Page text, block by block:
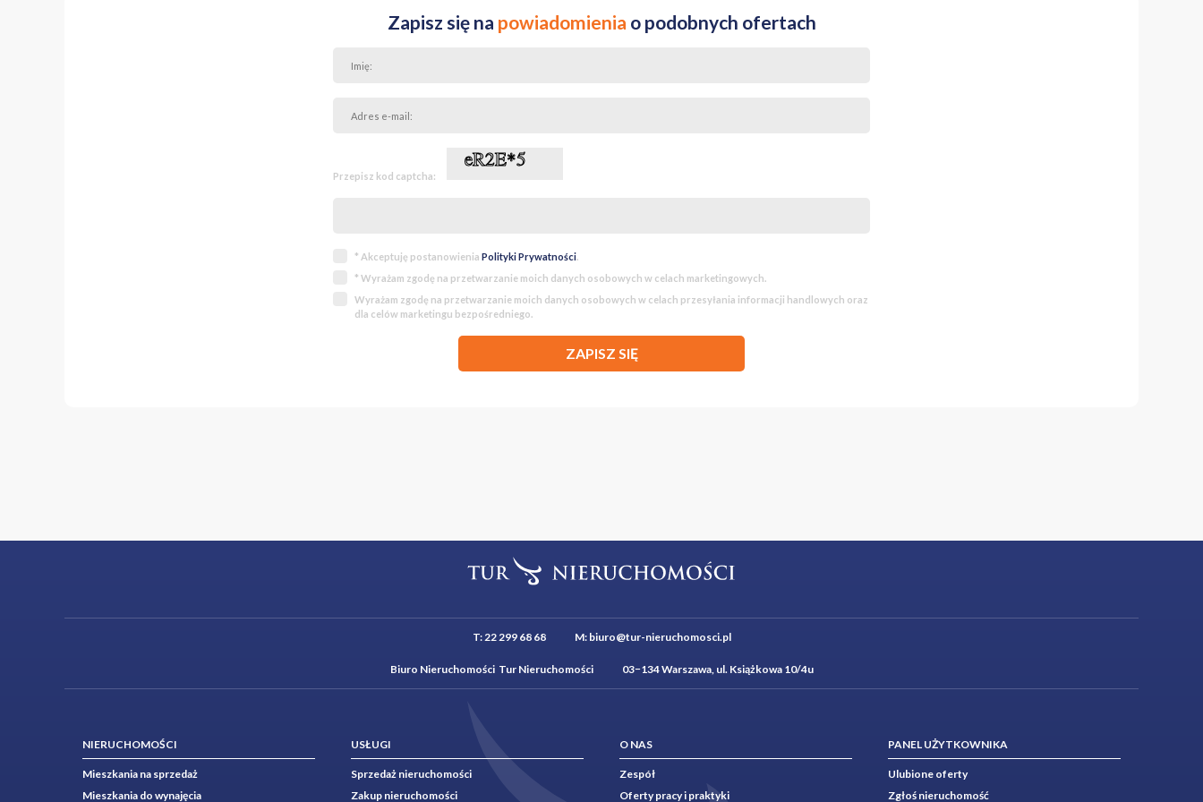
Zapisz się na powiadomienia o podobnych ofertach
Przepisz kod captcha:
* Akceptuję postanowienia Polityki Prywatności.
* Wyrażam zgodę na przetwarzanie moich danych osobowych w celach marketingowych.
Wyrażam zgodę na przetwarzanie moich danych osobowych w celach przesyłania informacji handlowych oraz
dla celów marketingu bezpośredniego.
ZAPISZ SIĘ
T:22 299 68 68M: biuro@tur-nieruchomosci.pl
Biuro Nieruchomości Tur Nieruchomości 03−134 Warszawa, ul. Książkowa 10/4u
NIERUCHOMOŚCI
Mieszkania na sprzedaż
Mieszkania do wynajęcia
USŁUGI
Sprzedaż nieruchomości
Zakup nieruchomości
O NAS
Zespół
Oferty pracy i praktyki
PANEL UŻYTKOWNIKA
Ulubione oferty
Zgłoś nieruchomość